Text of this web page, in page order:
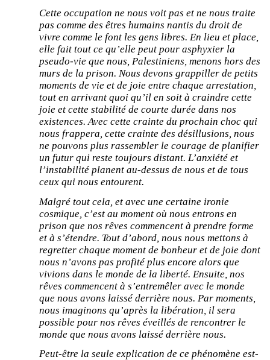
Cette occupation ne nous voit pas et ne nous traite
pas comme des êtres humains nantis du droit de
vivre comme le font les gens libres. En lieu et place,
elle fait tout ce qu’elle peut pour asphyxier la
pseudo-vie que nous, Palestiniens, menons hors des
murs de la prison. Nous devons grappiller de petits
moments de vie et de joie entre chaque arrestation,
tout en arrivant quoi qu’il en soit à craindre cette
joie et cette stabilité de courte durée dans nos
existences. Avec cette crainte du prochain choc qui
nous frappera, cette crainte des désillusions, nous
ne pouvons plus rassembler le courage de planifier
un futur qui reste toujours distant. L’anxiété et
l’instabilité planent au-dessus de nous et de tous
ceux qui nous entourent.
Malgré tout cela, et avec une certaine ironie
cosmique, c’est au moment où nous entrons en
prison que nos rêves commencent à prendre forme
et à s’étendre. Tout d’abord, nous nous mettons à
regretter chaque moment de bonheur et de joie dont
nous n’avons pas profité plus encore alors que
vivions dans le monde de la liberté. Ensuite, nos
rêves commencent à s’entremêler avec le monde
que nous avons laissé derrière nous. Par moments,
nous imaginons qu’après la libération, il sera
possible pour nos rêves éveillés de rencontrer le
monde que nous avons laissé derrière nous.
Peut-être la seule explication de ce phénomène est-